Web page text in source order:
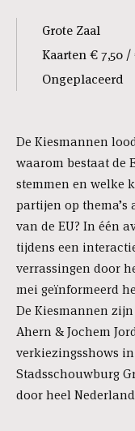
Grote Zaal
Kaarten € 7,50 /
Ongeplaceerd
De Kiesmannen
waarom bestaat de
stemmen en welke
partijen op
van de EU? In één
tijdens een
verrassingen door
mei geïnformeerd
De Kiesmannen
Ahern & Jochem
verkiezingsshows
Stadsschouwburg
door heel